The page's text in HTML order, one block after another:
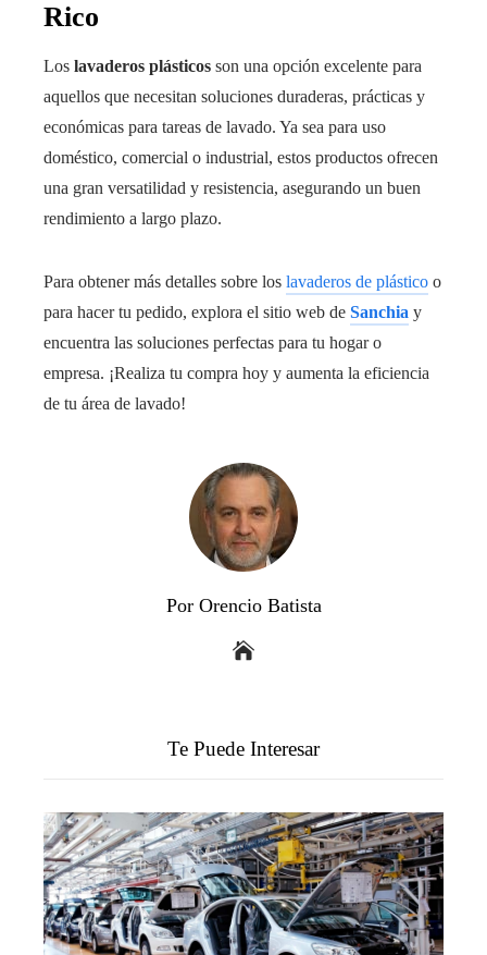
Rico
Los lavaderos plásticos son una opción excelente para
aquellos que necesitan soluciones duraderas, prácticas y
económicas para tareas de lavado. Ya sea para uso
doméstico, comercial o industrial, estos productos ofrecen
una gran versatilidad y resistencia, asegurando un buen
rendimiento a largo plazo.
Para obtener más detalles sobre los lavaderos de plástico o
para hacer tu pedido, explora el sitio web de Sanchia y
encuentra las soluciones perfectas para tu hogar o
empresa. ¡Realiza tu compra hoy y aumenta la eficiencia
de tu área de lavado!
Por Orencio Batista
Te Puede Interesar